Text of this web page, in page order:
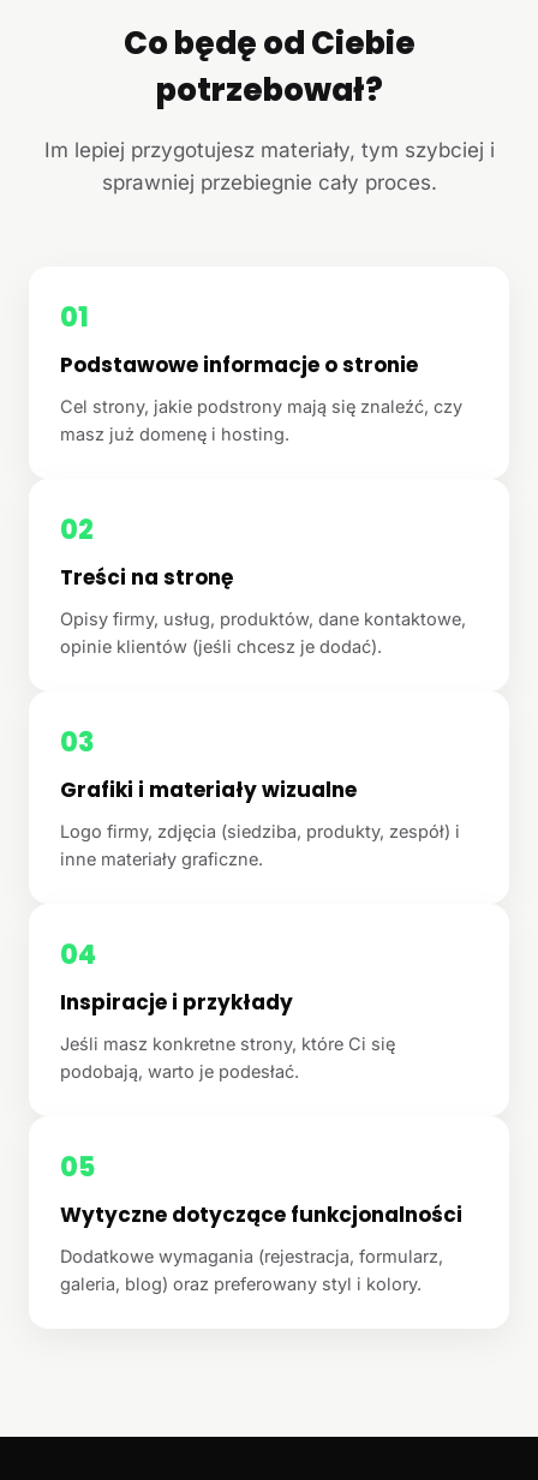
Co będę od Ciebie
potrzebował?
Im lepiej przygotujesz materiały, tym szybciej i
sprawniej przebiegnie cały proces.
01
Podstawowe informacje o stronie
Cel strony, jakie podstrony mają się znaleźć, czy
masz już domenę i hosting.
02
Treści na stronę
Opisy firmy, usług, produktów, dane kontaktowe,
opinie klientów (jeśli chcesz je dodać).
03
Grafiki i materiały wizualne
Logo firmy, zdjęcia (siedziba, produkty, zespół) i
inne materiały graficzne.
04
Inspiracje i przykłady
Jeśli masz konkretne strony, które Ci się
podobają, warto je podesłać.
05
Wytyczne dotyczące funkcjonalności
Dodatkowe wymagania (rejestracja, formularz,
galeria, blog) oraz preferowany styl i kolory.